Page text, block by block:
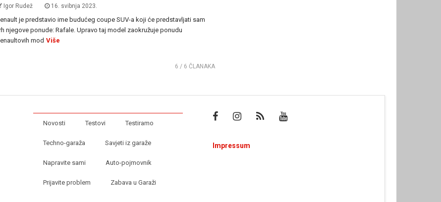
Igor Rudež 16. svibnja 2023.
je predstavio ime budućeg coupe SUV-a koji će predstavljati sam
njegove ponude: Rafale. Upravo taj model zaokružuje ponudu
mod Više
6 / 6 ČLANAKA
Novosti Testovi Testiramo
Techno-garaža Savjeti iz garaže
Napravite sami Auto-pojmovnik
Prijavite problem Zabava u Garaži
Impressum